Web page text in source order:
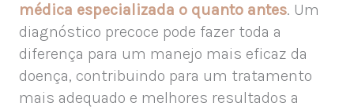
médica especializada o quanto antes. Um
diagnóstico precoce pode fazer toda a
diferença para um manejo mais eficaz da
doença, contribuindo para um tratamento
mais adequado e melhores resultados a